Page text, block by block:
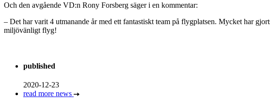
Och den avgående VD:n Rony Forsberg säger i en kommentar:
– Det har varit 4 utmanande år med ett fantastiskt team på flygplatsen. Mycket har
miljövänligt flyg!
published
2020-12-23
read more news